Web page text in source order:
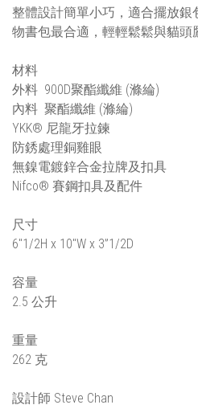
整體設計簡單小巧，適合擺放
物書包最合適，輕輕鬆鬆與貓頭
材料
外料 900D聚酯纖維 (滌綸)
內料 聚酯纖維 (滌綸)
YKK® 尼龍牙拉鍊
防銹處理銅雞眼
無鎳電鍍鋅合金拉牌及扣具
Nifco® 賽鋼扣具及配件
尺寸
6"1/2H x 10"W x 3”1/2D
容量
2.5 公升
重量
262 克
設計師 Steve Chan